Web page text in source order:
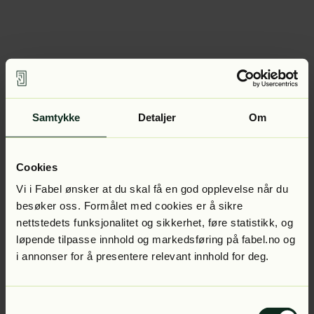
Samtykke Detaljer Om
Cookies
Vi i Fabel ønsker at du skal få en god opplevelse når du
besøker oss. Formålet med cookies er å sikre
nettstedets funksjonalitet og sikkerhet, føre statistikk, og
løpende tilpasse innhold og markedsføring på fabel.no og
i annonser for å presentere relevant innhold for deg.